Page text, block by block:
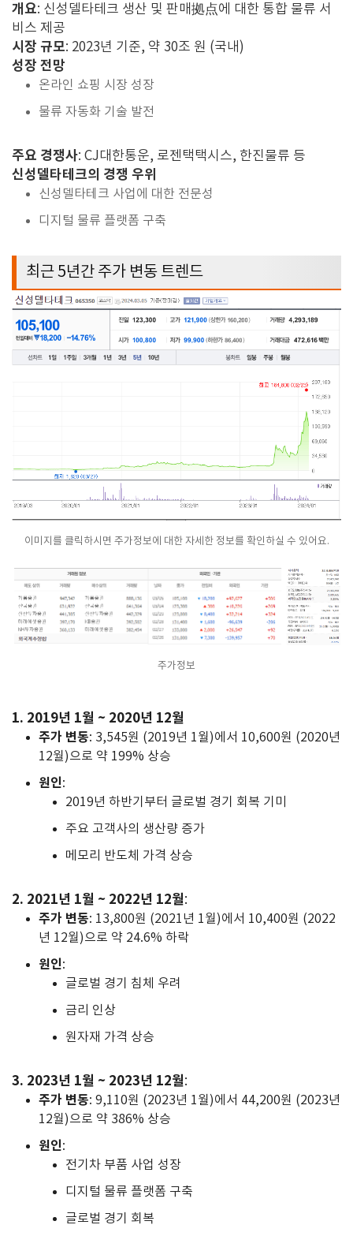
개요: 신성델타테크 생산 및 판매拠点에 대한 통합 물류 서
비스 제공
시장 규모: 2023년 기준, 약 30조 원 (국내)
성장 전망
온라인 쇼핑 시장 성장
물류 자동화 기술 발전
주요 경쟁사: CJ대한통운, 로젠택택시스, 한진물류 등
신성델타테크의 경쟁 우위
신성델타테크 사업에 대한 전문성
디지털 물류 플랫폼 구축
최근 5년간 주가 변동 트렌드
이미지를 클릭하시면 주가정보에 대한 자세한 정보를 확인하실 수 있어요.
주가정보
1. 2019년 1월 ~ 2020년 12월
주가 변동: 3,545원 (2019년 1월)에서 10,600원 (2020년
12월)으로 약 199% 상승
원인:
2019년 하반기부터 글로벌 경기 회복 기미
주요 고객사의 생산량 증가
메모리 반도체 가격 상승
2. 2021년 1월 ~ 2022년 12월:
주가 변동: 13,800원 (2021년 1월)에서 10,400원 (2022
년 12월)으로 약 24.6% 하락
원인:
글로벌 경기 침체 우려
금리 인상
원자재 가격 상승
3. 2023년 1월 ~ 2023년 12월:
주가 변동: 9,110원 (2023년 1월)에서 44,200원 (2023년
12월)으로 약 386% 상승
원인:
전기차 부품 사업 성장
디지털 물류 플랫폼 구축
글로벌 경기 회복